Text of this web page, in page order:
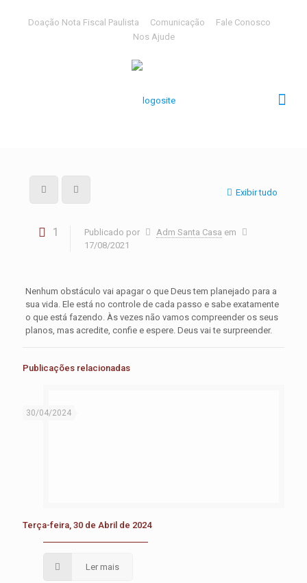
Doação Nota Fiscal Paulista Comunicação
Fale Conosco
Nos Ajude
Exibir tudo
1 Publicado por Adm Santa Casa em
17/08/2021
Nenhum obstáculo vai apagar o que Deus tem planejado para a
sua vida. Ele está no controle de cada passo e sabe exatamente
o que está fazendo. Às vezes não vamos compreender os seus
planos, mas acredite, confie e espere. Deus vai te surpreender.
Publicações relacionadas
30/04/2024
Terça-feira, 30 de Abril de 2024
Ler mais